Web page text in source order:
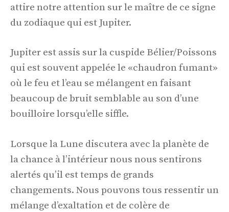
attire notre attention sur le maître de ce signe
du zodiaque qui est Jupiter.
Jupiter est assis sur la cuspide Bélier/Poissons
qui est souvent appelée le «chaudron fumant»
où le feu et l’eau se mélangent en faisant
beaucoup de bruit semblable au son d’une
bouilloire lorsqu’elle siffle.
Lorsque la Lune discutera avec la planète de
la chance à l’intérieur nous nous sentirons
alertés qu’il est temps de grands
changements. Nous pouvons tous ressentir un
mélange d’exaltation et de colère de